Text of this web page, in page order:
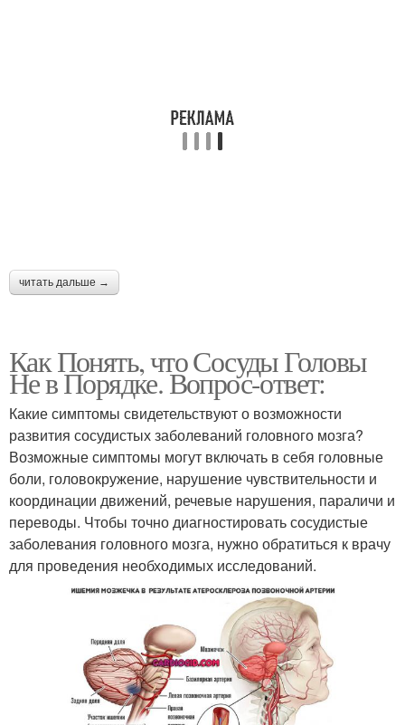
читать дальше →
Как Понять, что Сосуды Головы
Не в Порядке. Вопрос-ответ:
Какие симптомы свидетельствуют о возможности
развития сосудистых заболеваний головного мозга?
Возможные симптомы могут включать в себя головные
боли, головокружение, нарушение чувствительности и
координации движений, речевые нарушения, параличи и
переводы. Чтобы точно диагностировать сосудистые
заболевания головного мозга, нужно обратиться к врачу
для проведения необходимых исследований.